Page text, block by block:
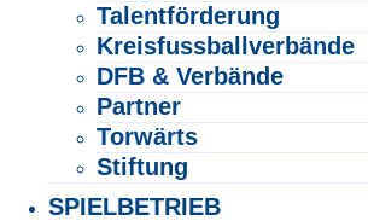
Talentförderung
Kreisfussballverbände
DFB & Verbände
Partner
Torwärts
Stiftung
SPIELBETRIEB